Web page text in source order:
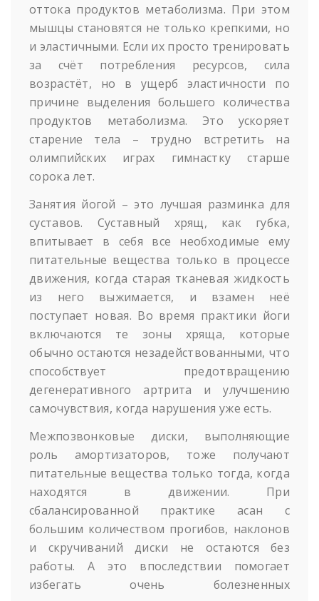
оттока продуктов метаболизма. При этом
мышцы становятся не только крепкими, но
и эластичными. Если их просто тренировать
за счёт потребления ресурсов, сила
возрастёт, но в ущерб эластичности по
причине выделения большего количества
продуктов метаболизма. Это ускоряет
старение тела – трудно встретить на
олимпийских играх гимнастку старше
сорока лет.
Занятия йогой – это лучшая разминка для
суставов. Суставный хрящ, как губка,
впитывает в себя все необходимые ему
питательные вещества только в процессе
движения, когда старая тканевая жидкость
из него выжимается, и взамен неё
поступает новая. Во время практики йоги
включаются те зоны хряща, которые
обычно остаются незадействованными, что
способствует предотвращению
дегенеративного артрита и улучшению
самочувствия, когда нарушения уже есть.
Межпозвонковые диски, выполняющие
роль амортизаторов, тоже получают
питательные вещества только тогда, когда
находятся в движении. При
сбалансированной практике асан с
большим количеством прогибов, наклонов
и скручиваний диски не остаются без
работы. А это впоследствии помогает
избегать очень болезненных